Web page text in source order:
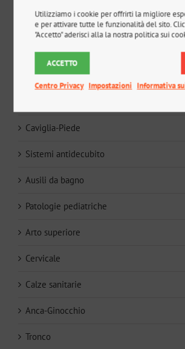
Sollevatori
Deambulatori e sistemi postura
Riabilitazione
Caviglia-Piede
Sistemi antidecubito
Ausili da bagno
Patologie pediatriche
Arto superiore
Cervicale
Calze sanitarie
Anca-Ginocchio
Tronco
Utilizziamo i cookie per offrirti la migliore
e per attivare tutte le funzionalità del sito.
"Accetto" aderisci alla la nostra politica sui
ACCETTO
Centro Privacy Impostazioni Informativa